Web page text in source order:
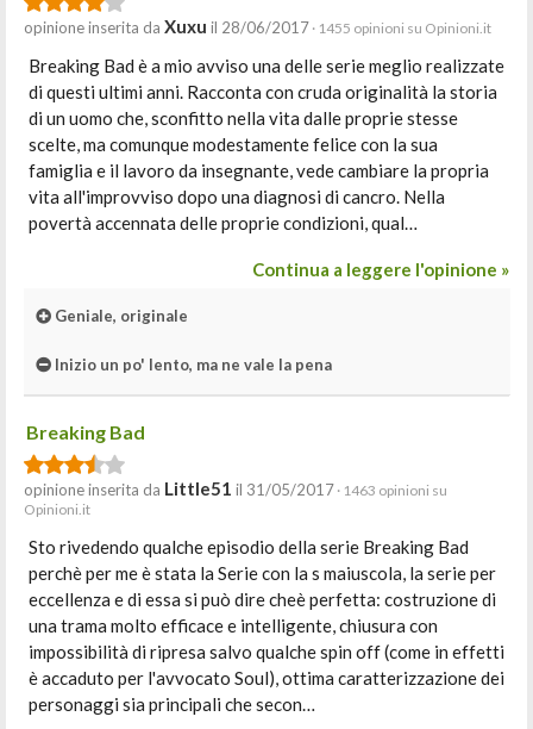
opinione inserita da Xuxu il 28/06/2017 · 1455 opinioni su Opinioni.it
Breaking Bad è a mio avviso una delle serie meglio realizzate
di questi ultimi anni. Racconta con cruda originalità la storia
di un uomo che, sconfitto nella vita dalle proprie stesse
scelte, ma comunque modestamente felice con la sua
famiglia e il lavoro da insegnante, vede cambiare la propria
vita all'improvviso dopo una diagnosi di cancro. Nella
povertà accennata delle proprie condizioni, qual…
Continua a leggere l'opinione »
Geniale, originale
Inizio un po' lento, ma ne vale la pena
Breaking Bad
opinione inserita da Little51 il 31/05/2017 · 1463 opinioni su
Opinioni.it
Sto rivedendo qualche episodio della serie Breaking Bad
perchè per me è stata la Serie con la s maiuscola, la serie per
eccellenza e di essa si può dire cheè perfetta: costruzione di
una trama molto efficace e intelligente, chiusura con
impossibilità di ripresa salvo qualche spin off (come in effetti
è accaduto per l'avvocato Soul), ottima caratterizzazione dei
personaggi sia principali che secon…